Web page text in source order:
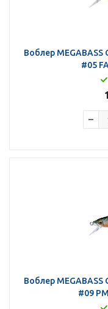
Воблер MEGABASS
#05
Воблер MEGABASS
#09